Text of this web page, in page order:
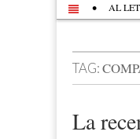
Sub menu
AL
TAG:
La